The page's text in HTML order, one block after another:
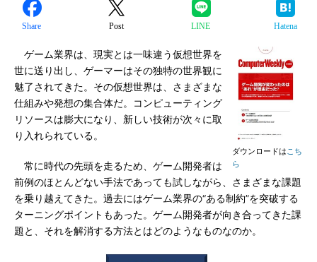
Share Post LINE Hatena
ダウンロードはこち
ら
ゲーム業界は、現実とは一味違う仮想世界を
世に送り出し、ゲーマーはその独特の世界観に
魅了されてきた。その仮想世界は、さまざまな
仕組みや発想の集合体だ。コンピューティング
リソースは膨大になり、新しい技術が次々に取
り入れられている。
常に時代の先頭を走るため、ゲーム開発者は
前例のほとんどない手法であっても試しながら、さまざまな課題
を乗り越えてきた。過去にはゲーム業界の“ある制約”を突破する
ターニングポイントもあった。ゲーム開発者が向き合ってきた課
題と、それを解消する方法とはどのようなものなのか。